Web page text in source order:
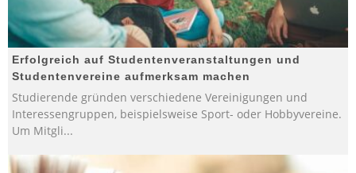
Erfolgreich auf Studentenveranstaltungen und
Studentenvereine aufmerksam machen
Studierende gründen verschiedene Vereinigungen und
Interessengruppen, beispielsweise Sport- oder Hobbyvereine.
Um Mitgli...